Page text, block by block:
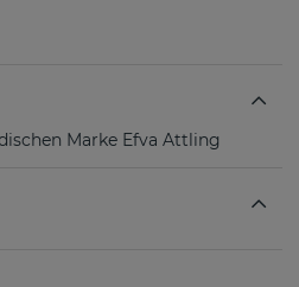
Marke Efva Attling